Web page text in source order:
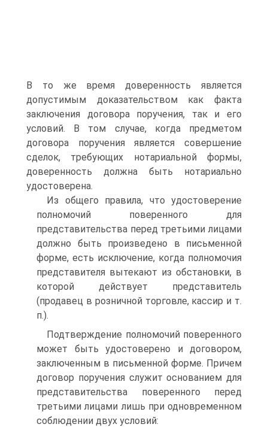
В то же время доверенность является
допустимым доказательством как факта
заключения договора поручения, так и его
условий. В том случае, когда предметом
договора поручения является совершение
сделок, требующих нотариальной формы,
доверенность должна быть нотариально
удостоверена.
Из общего правила, что удостоверение
полномочий поверенного для
представительства перед третьими лицами
должно быть произведено в письменной
форме, есть исключение, когда полномочия
представителя вытекают из обстановки, в
которой действует представитель
(продавец в розничной торговле, кассир и т.
п.).
Подтверждение полномочий поверенного
может быть удостоверено и договором,
заключенным в письменной форме. Причем
договор поручения служит основанием для
представительства поверенного перед
третьими лицами лишь при одновременном
соблюдении двух условий: